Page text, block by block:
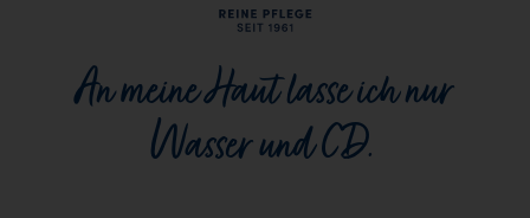
An meine Haut lasse ich nur
Wasser und CD.